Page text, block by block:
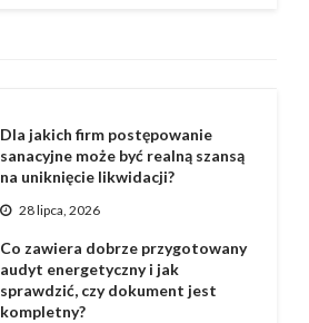
Dla jakich firm postępowanie
sanacyjne może być realną szansą
na uniknięcie likwidacji?
28 lipca, 2026
Co zawiera dobrze przygotowany
audyt energetyczny i jak
sprawdzić, czy dokument jest
kompletny?